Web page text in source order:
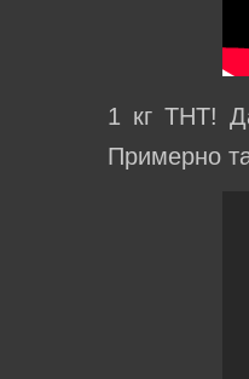
1 кг ТНТ!
Примерно